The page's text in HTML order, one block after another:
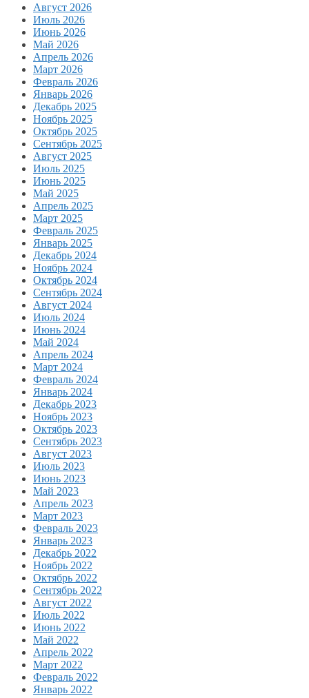
Август 2026
Июль 2026
Июнь 2026
Май 2026
Апрель 2026
Март 2026
Февраль 2026
Январь 2026
Декабрь 2025
Ноябрь 2025
Октябрь 2025
Сентябрь 2025
Август 2025
Июль 2025
Июнь 2025
Май 2025
Апрель 2025
Март 2025
Февраль 2025
Январь 2025
Декабрь 2024
Ноябрь 2024
Октябрь 2024
Сентябрь 2024
Август 2024
Июль 2024
Июнь 2024
Май 2024
Апрель 2024
Март 2024
Февраль 2024
Январь 2024
Декабрь 2023
Ноябрь 2023
Октябрь 2023
Сентябрь 2023
Август 2023
Июль 2023
Июнь 2023
Май 2023
Апрель 2023
Март 2023
Февраль 2023
Январь 2023
Декабрь 2022
Ноябрь 2022
Октябрь 2022
Сентябрь 2022
Август 2022
Июль 2022
Июнь 2022
Май 2022
Апрель 2022
Март 2022
Февраль 2022
Январь 2022